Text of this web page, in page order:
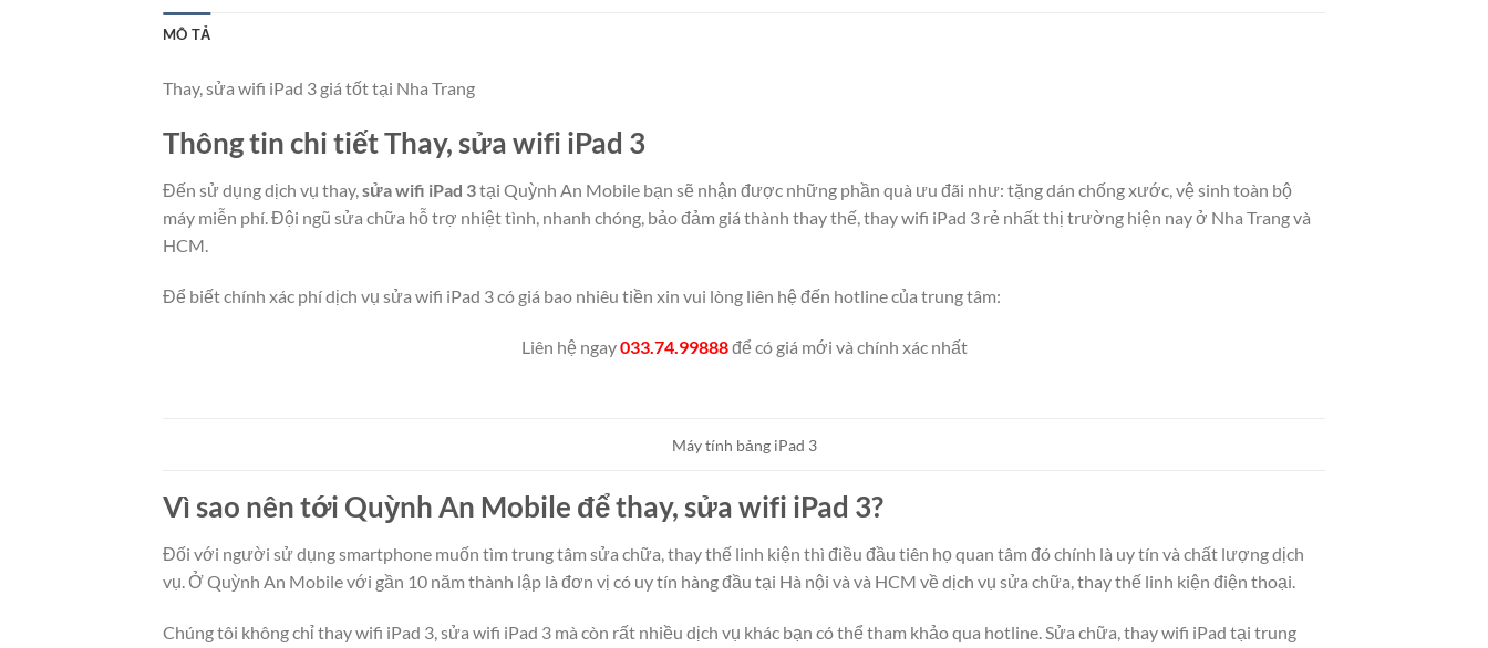
MÔ TẢ
Thay, sửa wifi iPad 3 giá tốt tại Nha Trang
Thông tin chi tiết Thay, sửa wifi iPad 3
Đến sử dụng dịch vụ thay,sửa wifi iPad 3tại Quỳnh An Mobile bạn sẽ nhận được những phần quà ưu đãi như: tặng dán chống xước, vệ sinh toàn bộ
máy miễn phí. Đội ngũ sửa chữa hỗ trợ nhiệt tình, nhanh chóng, bảo đảm giá thành thay thế, thay wifi iPad 3 rẻ nhất thị trường hiện nay ở Nha Trang và
HCM.
Để biết chính xác phí dịch vụ sửa wifi iPad 3 có giá bao nhiêu tiền xin vui lòng liên hệ đến hotline của trung tâm:
Liên hệ ngay033.74.99888để có giá mới và chính xác nhất
Máy tính bảng iPad 3
Vì sao nên tới Quỳnh An Mobile để thay, sửa wifi iPad 3?
Đối với người sử dụng smartphone muốn tìm trung tâm sửa chữa, thay thế linh kiện thì điều đầu tiên họ quan tâm đó chính là uy tín và chất lượng dịch
vụ. Ở Quỳnh An Mobile với gần 10 năm thành lập là đơn vị có uy tín hàng đầu tại Hà nội và và HCM về dịch vụ sửa chữa, thay thế linh kiện điện thoại.
Chúng tôi không chỉ thay wifi iPad 3, sửa wifi iPad 3 mà còn rất nhiều dịch vụ khác bạn có thể tham khảo qua hotline. Sửa chữa, thay wifi iPad tại trung